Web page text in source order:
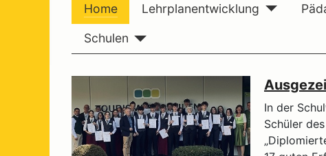
Home Lehrplanentwicklung
Schulen
In der
Schüler